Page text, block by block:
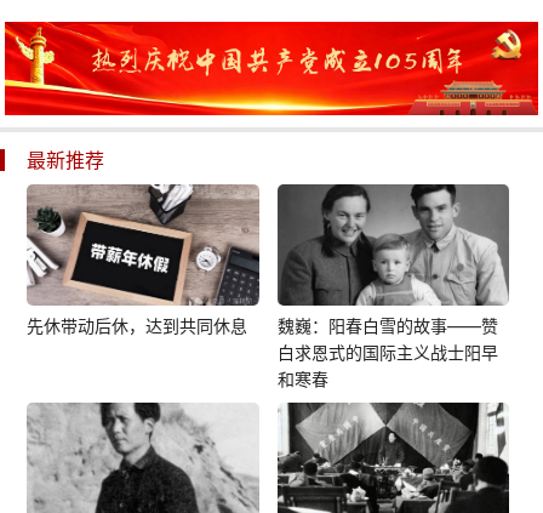
最新推荐
先休带动后休，达到共同休息
魏巍：阳春白雪的故事——赞
白求恩式的国际主义战士阳早
和寒春